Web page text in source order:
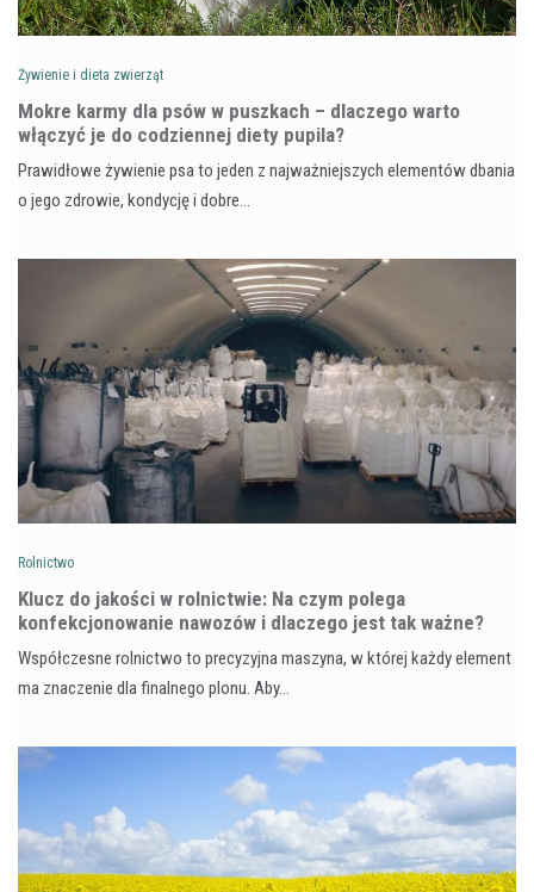
Żywienie i dieta zwierząt
Mokre karmy dla psów w puszkach – dlaczego warto
włączyć je do codziennej diety pupila?
Prawidłowe żywienie psa to jeden z najważniejszych elementów dbania
o jego zdrowie, kondycję i dobre…
Rolnictwo
Klucz do jakości w rolnictwie: Na czym polega
konfekcjonowanie nawozów i dlaczego jest tak ważne?
Współczesne rolnictwo to precyzyjna maszyna, w której każdy element
ma znaczenie dla finalnego plonu. Aby…